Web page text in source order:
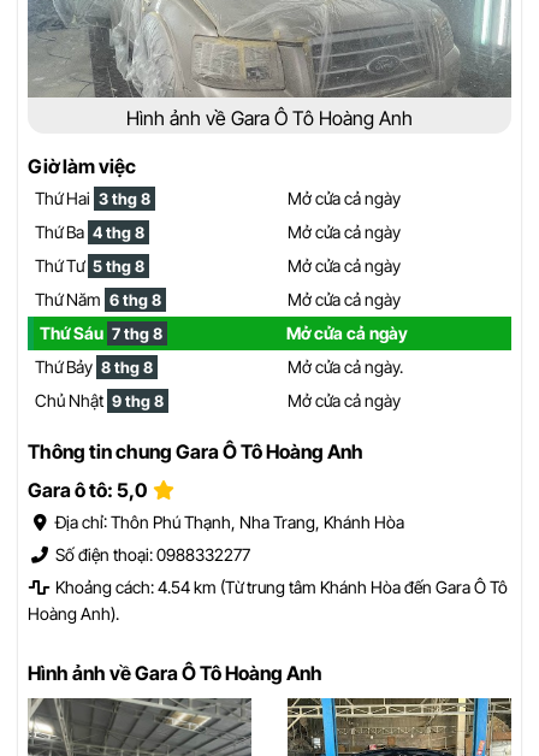
Hình ảnh về Gara Ô Tô Hoàng Anh
Giờ làm việc
Thứ Hai 3 thg 8
Mở cửa cả ngày
Thứ Ba 4 thg 8
Mở cửa cả ngày
Thứ Tư 5 thg 8
Mở cửa cả ngày
Thứ Năm 6 thg 8
Mở cửa cả ngày
Thứ Sáu 7 thg 8
Mở cửa cả ngày
Thứ Bảy 8 thg 8
Mở cửa cả ngày.
Chủ Nhật 9 thg 8 Mở cửa cả ngày
Thông tin chung Gara Ô Tô Hoàng Anh
Gara ô tô: 5,0
Địa chỉ: Thôn Phú Thạnh, Nha Trang, Khánh Hòa
Số điện thoại: 0988332277
Khoảng cách: 4.54 km (Từ trung tâm Khánh Hòa đến Gara Ô Tô
Hoàng Anh).
Hình ảnh về Gara Ô Tô Hoàng Anh